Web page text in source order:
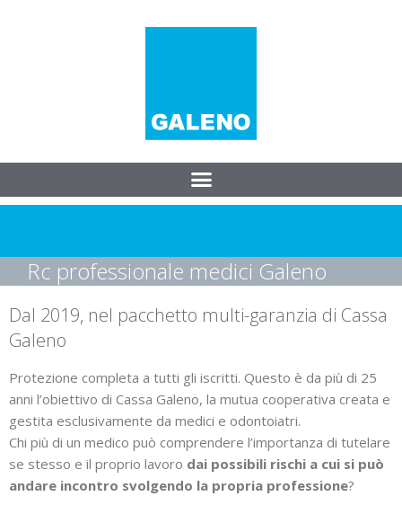
Rc professionale medici Galeno
Dal 2019, nel pacchetto multi-garanzia di Cassa
Galeno
Protezione completa a tutti gli iscritti. Questo è da più di 25
anni l’obiettivo di Cassa Galeno, la mutua cooperativa creata e
gestita esclusivamente da medici e odontoiatri.
Chi più di un medico può comprendere l’importanza di tutelare
se stesso e il proprio lavoro dai possibili rischi a cui si può
andare incontro svolgendo la propria professione?